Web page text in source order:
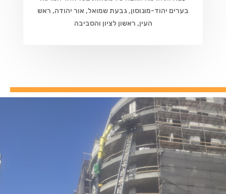
בערים יהוד-מונוסון, גבעת שמואל, אור יהודה, ראש
העין, ראשון לציון והסביבה